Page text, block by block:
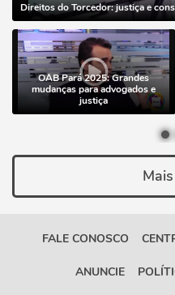
Direitos do Torcedor: justiça e
OAB Pará 2025: Grandes
mudanças para advogados e
justiça
FALE CONOSCO
ANUNCIE